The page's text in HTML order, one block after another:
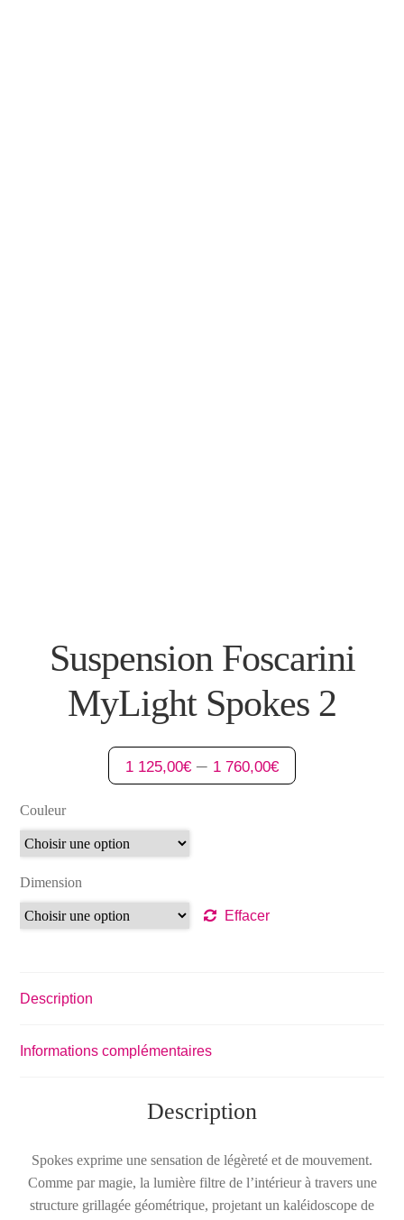
Suspension Foscarini
MyLight Spokes 2
1 125,00€ – 1 760,00€
Couleur
Dimension
Effacer
Description
Informations complémentaires
Description
Spokes exprime une sensation de légèreté et de mouvement.
Comme par magie, la lumière filtre de l’intérieur à travers une
structure grillagée géométrique, projetant un kaléidoscope de